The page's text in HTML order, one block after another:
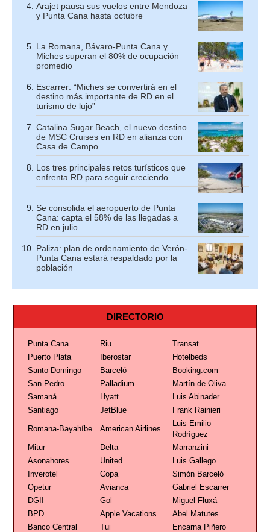
Arajet pausa sus vuelos entre Mendoza
y Punta Cana hasta octubre
La Romana, Bávaro-Punta Cana y
Miches superan el 80% de ocupación
promedio
Escarrer: “Miches se convertirá en el
destino más importante de RD en el
turismo de lujo”
Catalina Sugar Beach, el nuevo destino
de MSC Cruises en RD en alianza con
Casa de Campo
Los tres principales retos turísticos que
enfrenta RD para seguir creciendo
Se consolida el aeropuerto de Punta
Cana: capta el 58% de las llegadas a
RD en julio
Paliza: plan de ordenamiento de Verón-
Punta Cana estará respaldado por la
población
DIRECTORIO
Punta Cana Riu
Transat
Puerto Plata
Iberostar
Hotelbeds
Santo Domingo
Barceló
Booking.com
San Pedro
Palladium
Martín de Oliva
Samaná
Hyatt
Luis Abinader
Santiago
JetBlue Frank Rainieri
Romana-Bayahíbe American Airlines
Luis Emilio
Rodríguez
Mitur
Delta
Marranzini
Asonahores
United
Luis Gallego
Inverotel
Copa
Simón Barceló
Opetur
Avianca
Gabriel Escarrer
DGII
Gol
Miguel Fluxá
BPD
Apple Vacations
Abel Matutes
Banco Central
Tui Encarna Piñero